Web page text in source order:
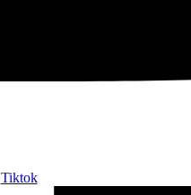
Tiktok